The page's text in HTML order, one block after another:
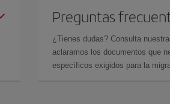
Preguntas
¿Tienes dudas? Consulta
aclaramos los documentos que
específicos exigidos para la